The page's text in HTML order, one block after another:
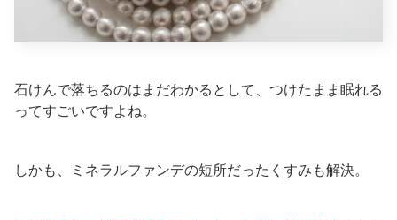
石けんで落ちるのはまだわかるとして、つけたまま眠れる
ってすごいですよね。
しかも、ミネラルファンデの短所だったくすみも解決。